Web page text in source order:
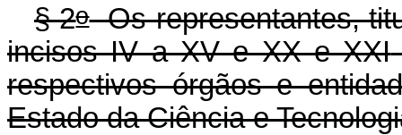
§ 2oOs representantes,
incisos IV a XV e XX e XXI
respectivos órgãos e
Estado da Ciência e